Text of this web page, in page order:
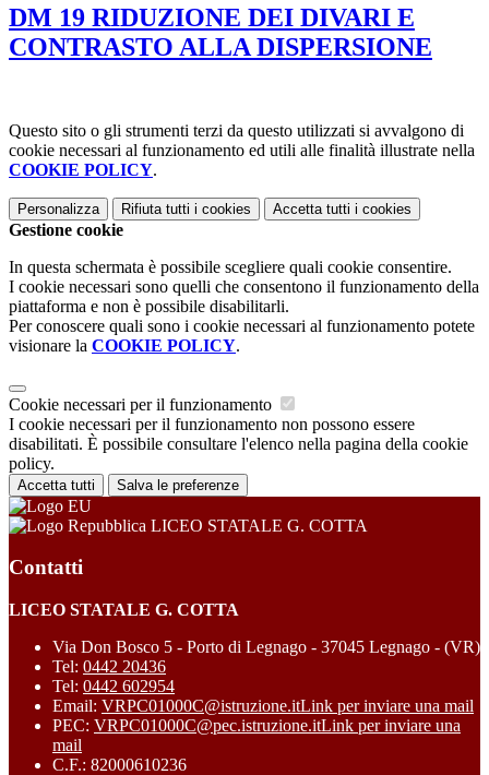
DM 19 RIDUZIONE DEI DIVARI E
CONTRASTO ALLA DISPERSIONE
Questo sito o gli strumenti terzi da questo utilizzati si avvalgono di
cookie necessari al funzionamento ed utili alle finalità illustrate nella
COOKIE POLICY.
Personalizza Rifiuta tutti i cookies Accetta tutti i cookies
Gestione cookie
In questa schermata è possibile scegliere quali cookie consentire.
I cookie necessari sono quelli che consentono il funzionamento della
piattaforma e non è possibile disabilitarli.
Per conoscere quali sono i cookie necessari al funzionamento potete
visionare la COOKIE POLICY.
Cookie necessari per il funzionamento
I cookie necessari per il funzionamento non possono essere
disabilitati. È possibile consultare l'elenco nella pagina della cookie
policy.
Accetta tutti Salva le preferenze
LICEO STATALE G. COTTA
Contatti
LICEO STATALE G. COTTA
Via Don Bosco 5 - Porto di Legnago - 37045 Legnago - (VR)
Tel: 0442 20436
Tel: 0442 602954
Email: VRPC01000C@istruzione.itLink per inviare una mail
PEC: VRPC01000C@pec.istruzione.itLink per inviare una
mail
C.F.: 82000610236